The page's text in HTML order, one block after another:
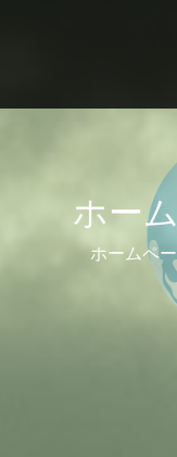
ホー
ホームペ